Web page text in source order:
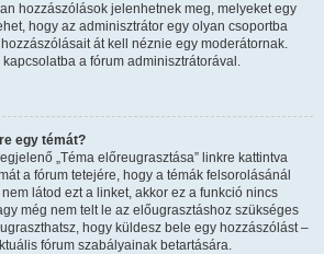
hozzászólások jelenhetnek meg, melyeket egy
hogy az adminisztrátor egy olyan csoportba
át kell néznie egy moderátornak.
a fórum adminisztrátorával.
egy témát?
„Téma előreugrasztása” linkre kattintva
a fórum tetejére, hogy a témák felsorolásánál
látod ezt a linket, akkor ez a funkció nincs
még nem telt le az előugrasztáshoz szükséges
hogy küldesz bele egy hozzászólást –
fórum szabályainak betartására.